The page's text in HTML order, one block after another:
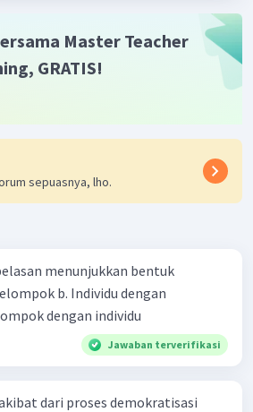
Master Teacher
GRATIS!
sepuasnya, lho.
menunjukkan bentuk
dengan Individu d. Kelompok dengan individu
Jawaban terverifikasi
dari proses demokratisasi